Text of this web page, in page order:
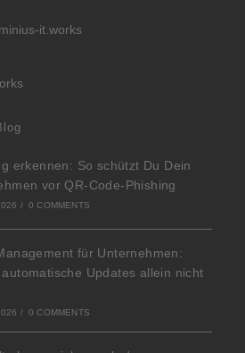
it.works
erkennen: So schützt Du Dein
vor QR-Code-Phishing
/ 0 COMMENTS
für Unternehmen:
automatische Updates allein nicht
/ 0 COMMENTS